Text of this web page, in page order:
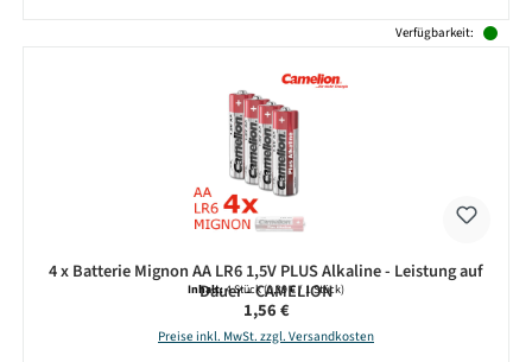
Verfügbarkeit:
4 x Batterie Mignon AA LR6 1,5V PLUS Alkaline - Leistung auf
Dauer - CAMELION
Inhalt:4 Stück(0,39 € / 1 Stück)
Regulärer Preis:
1,56 €
Preise inkl. MwSt. zzgl. Versandkosten